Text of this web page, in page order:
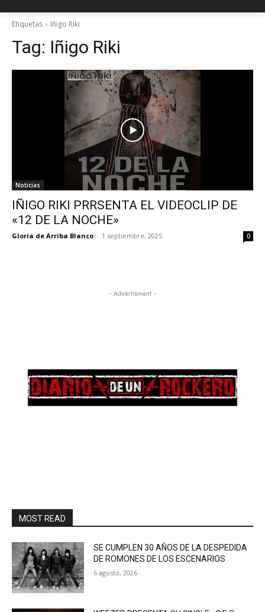
Etiquetas Iñigo Riki
Tag: Iñigo Riki
Noticias
IÑIGO RIKI PRRSENTA EL VIDEOCLIP DE
«12 DE LA NOCHE»
Gloria de Arriba Blanco - 1 septiembre, 2025 0
- Advertisment -
MOST READ
SE CUMPLEN 30 AÑOS DE LA DESPEDIDA
DE ROMONES DE LOS ESCENARIOS
6 agosto, 2026